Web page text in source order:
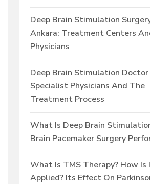
Deep Brain Stimulation
Ankara: Treatment Centers
Physicians
Deep Brain Stimulation Doctor
Specialist Physicians And The
Treatment Process
What Is Deep Brain
Brain Pacemaker Surgery
What Is TMS Therapy? How Is
Applied? Its Effect On